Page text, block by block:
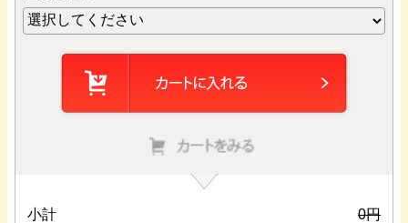
小計 0円